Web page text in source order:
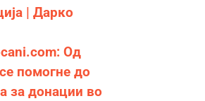
| Дарко
Од
помогне до
за донации во